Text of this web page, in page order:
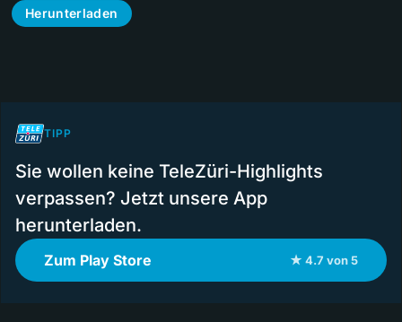
Herunterladen
TIPP
Sie wollen keine TeleZüri-Highlights
verpassen? Jetzt unsere App
herunterladen.
Zum Play Store ★ 4.7 von 5